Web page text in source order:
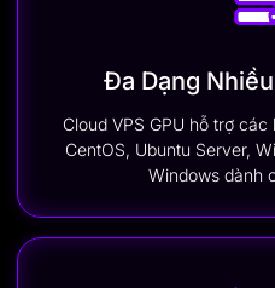
Đa Dạng
Cloud VPS GPU hỗ trợ
CentOS, Ubuntu Server,
Windows dành